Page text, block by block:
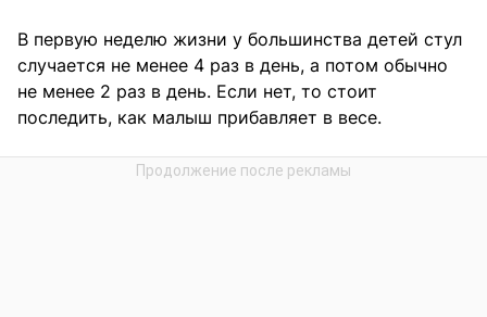
В первую неделю жизни у большинства детей стул
случается не менее 4 раз в день, а потом обычно
не менее 2 раз в день. Если нет, то стоит
последить, как малыш прибавляет в весе.